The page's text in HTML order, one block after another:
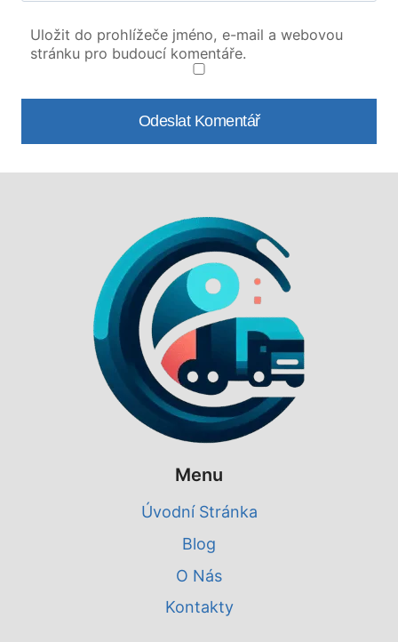
Uložit do prohlížeče jméno, e-mail a webovou
stránku pro budoucí komentáře.
Menu
Úvodní Stránka
Blog
O Nás
Kontakty